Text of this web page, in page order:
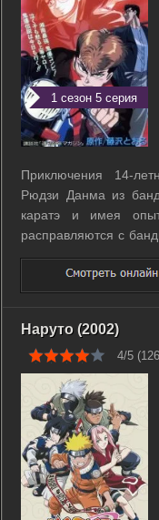
1 сезон 5 серия
Приключения 14-
Рюдзи Данма из
каратэ и имея
расправляются с
встать у них на
везет. ...
Наруто (2002)
4/5 (